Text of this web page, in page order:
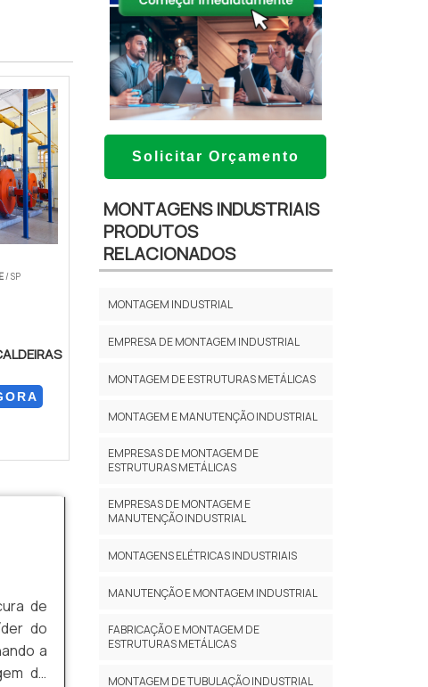
/ SP
de
do
a
de
Solicitar Orçamento
MONTAGENS INDUSTRIAIS
PRODUTOS
RELACIONADOS
MONTAGEM INDUSTRIAL
EMPRESA DE MONTAGEM INDUSTRIAL
MONTAGEM DE ESTRUTURAS METÁLICAS
MONTAGEM E MANUTENÇÃO INDUSTRIAL
EMPRESAS DE MONTAGEM DE
ESTRUTURAS METÁLICAS
EMPRESAS DE MONTAGEM E
MANUTENÇÃO INDUSTRIAL
MONTAGENS ELÉTRICAS INDUSTRIAIS
MANUTENÇÃO E MONTAGEM INDUSTRIAL
FABRICAÇÃO E MONTAGEM DE
ESTRUTURAS METÁLICAS
MONTAGEM DE TUBULAÇÃO INDUSTRIAL